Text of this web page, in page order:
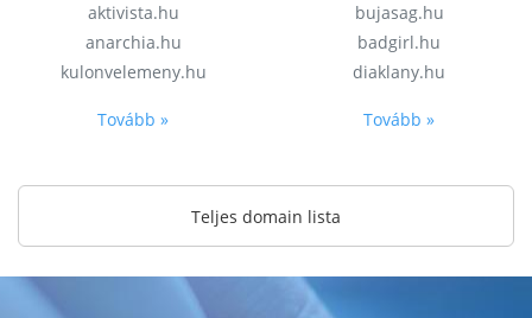
aktivista.hu
anarchia.hu
kulonvelemeny.hu
Tovább »
bujasag.hu
badgirl.hu
diaklany.hu
Tovább »
Teljes domain lista